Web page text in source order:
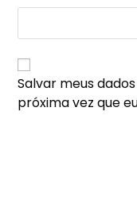
Salvar meus
próxima vez que